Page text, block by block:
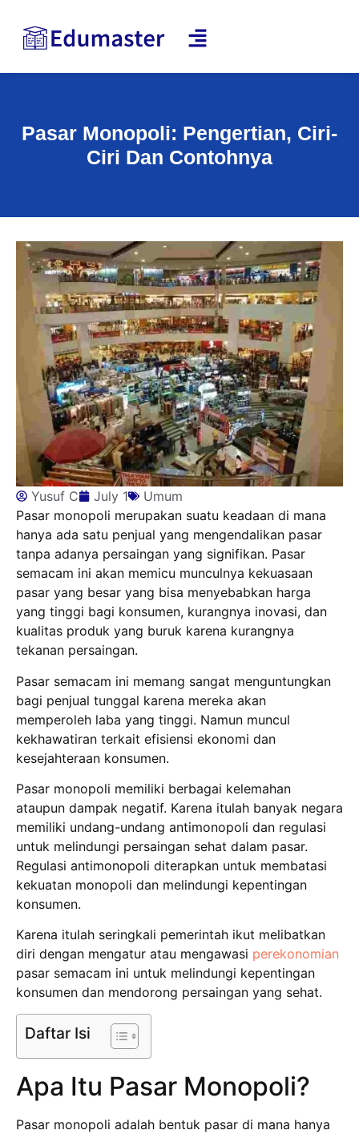
Pasar Monopoli: Pengertian, Ciri-
Ciri Dan Contohnya
Yusuf C July 1
Umum
Pasar monopoli merupakan suatu keadaan di mana
hanya ada satu penjual yang mengendalikan pasar
tanpa adanya persaingan yang signifikan. Pasar
semacam ini akan memicu munculnya kekuasaan
pasar yang besar yang bisa menyebabkan harga
yang tinggi bagi konsumen, kurangnya inovasi, dan
kualitas produk yang buruk karena kurangnya
tekanan persaingan.
Pasar semacam ini memang sangat menguntungkan
bagi penjual tunggal karena mereka akan
memperoleh laba yang tinggi. Namun muncul
kekhawatiran terkait efisiensi ekonomi dan
kesejahteraan konsumen.
Pasar monopoli memiliki berbagai kelemahan
ataupun dampak negatif. Karena itulah banyak negara
memiliki undang-undang antimonopoli dan regulasi
untuk melindungi persaingan sehat dalam pasar.
Regulasi antimonopoli diterapkan untuk membatasi
kekuatan monopoli dan melindungi kepentingan
konsumen.
Karena itulah seringkali pemerintah ikut melibatkan
diri dengan mengatur atau mengawasi perekonomian
pasar semacam ini untuk melindungi kepentingan
konsumen dan mendorong persaingan yang sehat.
Daftar Isi
Apa Itu Pasar Monopoli?
Pasar monopoli adalah bentuk pasar di mana hanya